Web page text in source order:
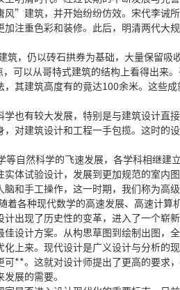
”建筑，并开始纷纷仿效。宋代李诫
注重色彩和装修。此后，明清两代大
，仍以砖石拱券为基础，大量保留吸
可以从哥特式建筑的结构上看得出来
其建筑高度有的竟达100余米。这些
有较大发展，特别是与建筑设计直
对建筑设计和工程一手包揽。这时的
自然科学的飞速发展，各学科相继建
体试验设计，发展到更加规范的室内
和手工操作，这一时期，我们称为高级
各种现代数学的高速发展、高速计算
出现了历史性的变革，进入了一个崭
设计方案。从构思草图到绘制出图，
上来。现代设计是广义设计与分析的
**。这就对设计师提出了更高的要求
展的需要。